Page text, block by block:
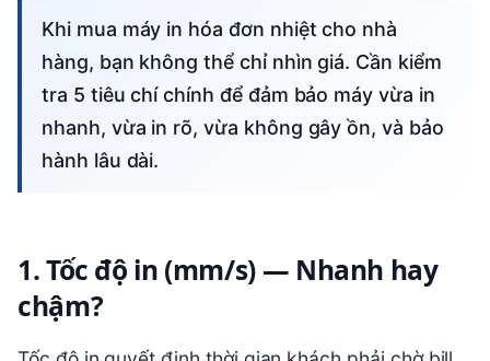
Khi mua máy in hóa đơn nhiệt cho nhà
hàng, bạn không thể chỉ nhìn giá. Cần kiểm
tra 5 tiêu chí chính để đảm bảo máy vừa in
nhanh, vừa in rõ, vừa không gây ồn, và bảo
hành lâu dài.
1. Tốc độ in (mm/s) — Nhanh hay
chậm?